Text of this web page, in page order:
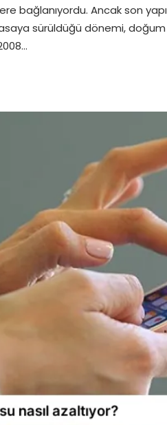
bağlanıyordu. Ancak son
sürüldüğü dönemi,